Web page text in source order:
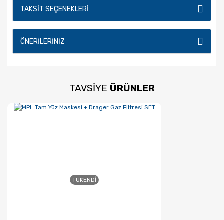
TAKSIT SEÇENEKLERI
ÖNERILERINIZ
TAVSİYE ÜRÜNLER
TÜKENDI